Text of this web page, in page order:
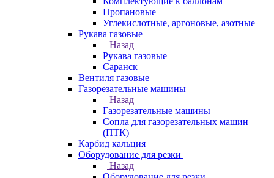
Пропановые
Углекислотные, аргоновые, азотные
Рукава газовые
Назад
Рукава газовые
Саранск
Вентиля газовые
Газорезательные машины
Назад
Газорезательные машины
Сопла для газорезательных машин
(ПТК)
Карбид кальция
Оборудование для резки
Назад